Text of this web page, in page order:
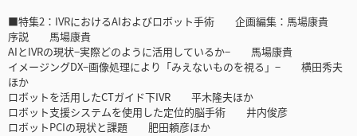
■特集2：IVRにおけるAIおよびロボット手術 企画編集：馬場康貴
序説 馬場康貴
AIとIVRの現状−実際どのように活用しているか− 馬場康貴
イメージングDX−画像処理により「みえないものを視る」− 横田秀夫
ほか
ロボットを活用したCTガイド下IVR 平木隆夫ほか
ロボット支援システムを使用した定位的脳手術 井内俊彦
ロボットPCIの現状と課題 肥田頼彦ほか